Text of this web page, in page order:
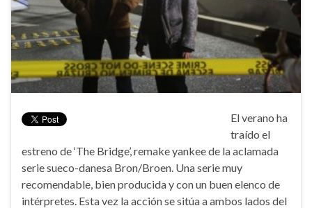
El verano ha
traído el
estreno de ‘The Bridge’, remake yankee de la aclamada
serie sueco-danesa Bron/Broen. Una serie muy
recomendable, bien producida y con un buen elenco de
intérpretes. Esta vez la acción se sitúa a ambos lados del